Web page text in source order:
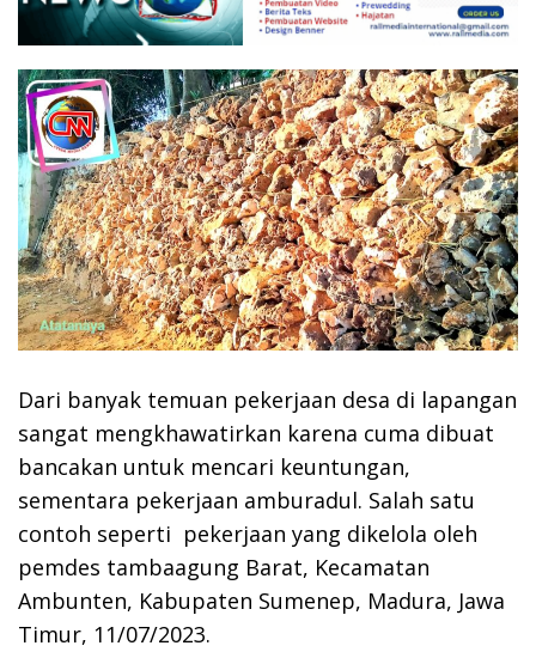
Dari banyak temuan pekerjaan desa di lapangan
sangat mengkhawatirkan karena cuma dibuat
bancakan untuk mencari keuntungan,
sementara pekerjaan amburadul. Salah satu
contoh seperti pekerjaan yang dikelola oleh
pemdes tambaagung Barat, Kecamatan
Ambunten, Kabupaten Sumenep, Madura, Jawa
Timur, 11/07/2023.